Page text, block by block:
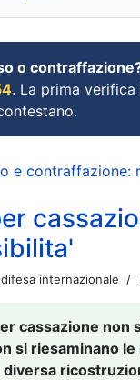
o
. La prima
e contraffazione:
internazionale
cassazione non
si riesaminano le